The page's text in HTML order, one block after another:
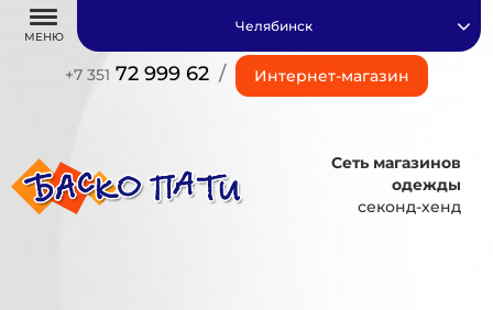
МЕНЮ
+7 351 72 999 62 / Интернет-магазин
Челябинск
Сеть магазинов
одежды
секонд-хенд